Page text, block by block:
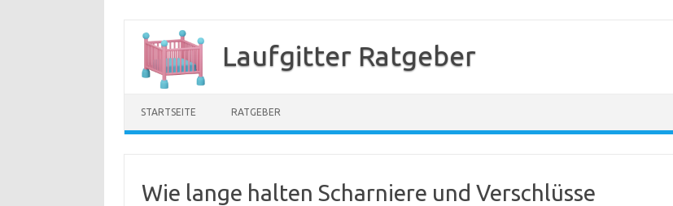
Inhalt
springen
Laufgitter Ratgeber
STARTSEITE RATGEBER
Wie lange halten Scharniere und Verschlüsse